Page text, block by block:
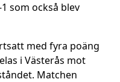
som också blev
med fyra poäng
i Västerås mot
Matchen